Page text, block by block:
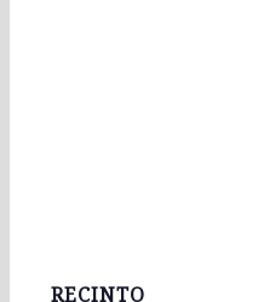
RECINTO